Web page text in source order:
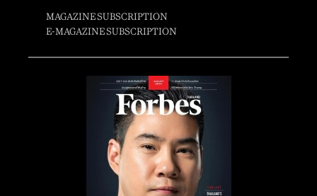
MAGAZINE SUBSCRIPTION
E-MAGAZINE SUBSCRIPTION